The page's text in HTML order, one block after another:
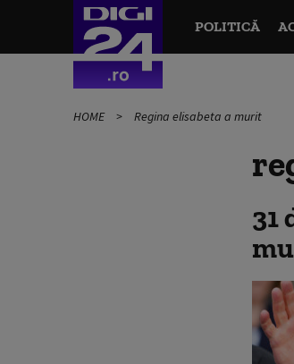
POLITICĂ
HOME Regina elisabeta a murit
31